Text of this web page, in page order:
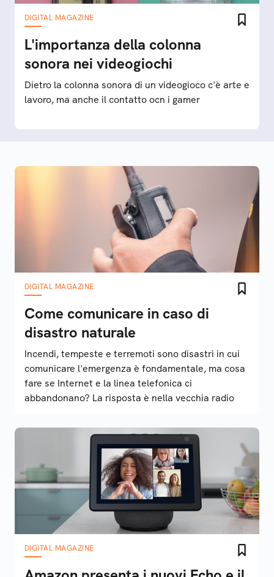
DIGITAL MAGAZINE
L'importanza della colonna
sonora nei videogiochi
Dietro la colonna sonora di un videogioco c'è arte e
lavoro, ma anche il contatto ocn i gamer
DIGITAL MAGAZINE
Come comunicare in caso di
disastro naturale
Incendi, tempeste e terremoti sono disastri in cui
comunicare l'emergenza è fondamentale, ma cosa
fare se Internet e la linea telefonica ci
abbandonano? La risposta è nella vecchia radio
DIGITAL MAGAZINE